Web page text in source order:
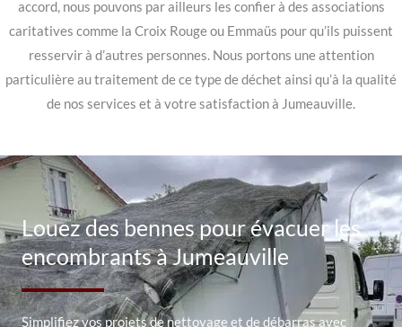
accord, nous pouvons par ailleurs les confier à des associations
caritatives comme la Croix Rouge ou Emmaüs pour qu’ils puissent
resservir à d’autres personnes. Nous portons une attention
particulière au traitement de ce type de déchet ainsi qu’à la qualité
de nos services et à votre satisfaction à Jumeauville.
Louez des bennes pour évacuer les
encombrants à Jumeauville
Simplifiez vos projets de nettoyage et de débarras avec